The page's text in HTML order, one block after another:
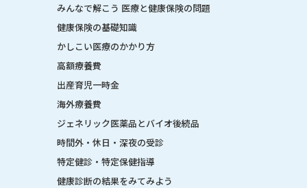
みんなで解こう 医療と健康保険の問題
健康保険の基礎知識
かしこい医療のかかり方
高額療養費
出産育児一時金
海外療養費
ジェネリック医薬品とバイオ後続品
時間外・休日・深夜の受診
特定健診・特定保健指導
健康診断の結果をみてみよう